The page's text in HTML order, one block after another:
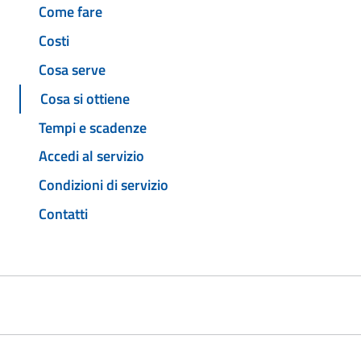
Come fare
Costi
Cosa serve
Cosa si ottiene
Tempi e scadenze
Accedi al servizio
Condizioni di servizio
Contatti